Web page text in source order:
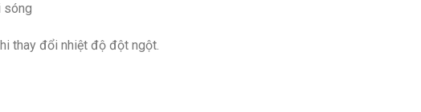
sóng
thay đổi nhiệt độ đột ngột.